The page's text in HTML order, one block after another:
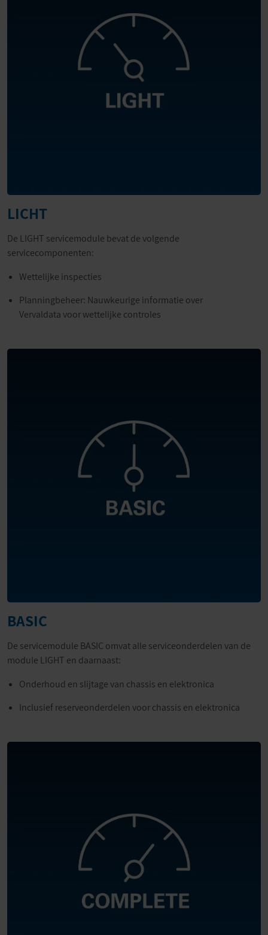
LICHT
De LIGHT servicemodule bevat de volgende
servicecomponenten:
Wettelijke inspecties
Planningbeheer: Nauwkeurige informatie over
Vervaldata voor wettelijke controles
BASIC
De servicemodule BASIC omvat alle serviceonderdelen van de
module LIGHT en daarnaast:
Onderhoud en slijtage van chassis en elektronica
Inclusief reserveonderdelen voor chassis en elektronica